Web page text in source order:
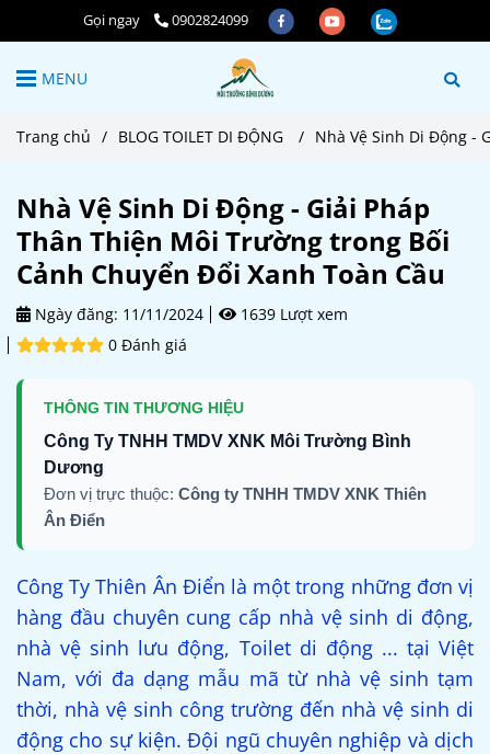
Gọi ngay 0902824099
MENU
Trang chủ / BLOG TOILET DI ĐỘNG / Nhà Vệ Sinh Di Động -
Nhà Vệ Sinh Di Động - Giải Pháp
Thân Thiện Môi Trường trong Bối
Cảnh Chuyển Đổi Xanh Toàn Cầu
Ngày đăng: 11/11/2024
1639 Lượt xem
0 Đánh giá
THÔNG TIN THƯƠNG HIỆU
Công Ty TNHH TMDV XNK Môi Trường Bình
Dương
Đơn vị trực thuộc: Công ty TNHH TMDV XNK Thiên
Ân Điển
Công Ty Thiên Ân Điển là một trong những đơn vị
hàng đầu chuyên cung cấp nhà vệ sinh di động,
nhà vệ sinh lưu động, Toilet di động ... tại Việt
Nam, với đa dạng mẫu mã từ nhà vệ sinh tạm
thời, nhà vệ sinh công trường đến nhà vệ sinh di
động cho sự kiện. Đội ngũ chuyên nghiệp và dịch